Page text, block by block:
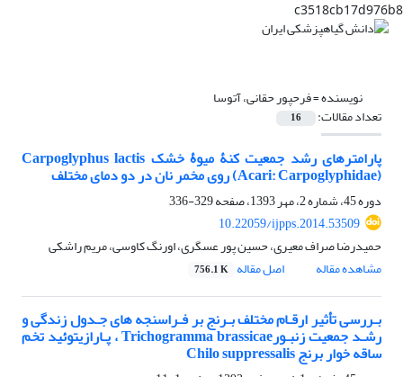
c3518cb17d976b8
نویسنده =فرحپور حقانی، آتوسا
تعداد مقالات: 16
پارامترهای رشد جمعیت کنۀ میوۀ خشک Carpoglyphus lactis
(Acari: Carpoglyphidae) روی مخمر نان در دو دمای مختلف
دوره 45، شماره 2، مهر 1393، صفحه
329-336
10.22059/ijpps.2014.53509
حمیدرضا صراف معیری، حسین پور عسگری، اورنگ کاوسی، مریم راشکی
مشاهده مقاله
اصل مقاله 756.1 K
بـررسی تأثیر ارقـام مختلف بـرنج بر فـراسنجه‏ های جـدول زندگی و
رشـد جمعیت زنبـورTrichogramma brassicae ، پـارازیتوئید تخم
ساقه ‏خوار برنج Chilo suppressalis